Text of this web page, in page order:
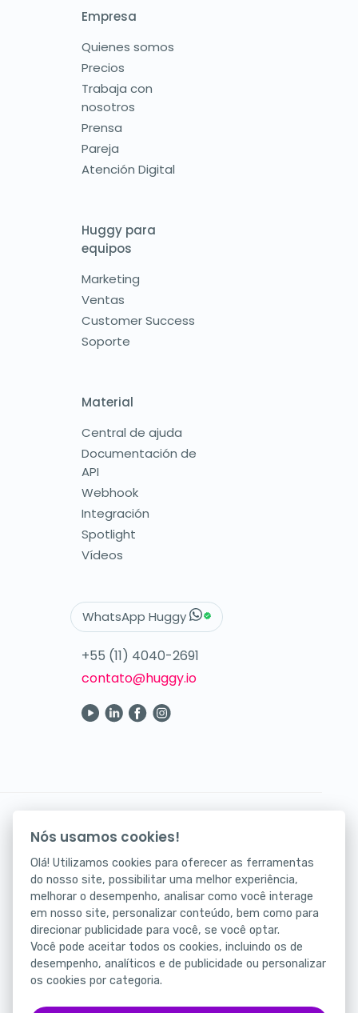
Empresa
Quienes somos
Precios
Trabaja con
nosotros
Prensa
Pareja
Atención Digital
Huggy para
equipos
Marketing
Ventas
Customer Success
Soporte
Material
Central de ajuda
Documentación de
API
Webhook
Integración
Spotlight
Vídeos
WhatsApp Huggy
+55 (11) 4040-2691
contato@huggy.io
¡Descargue nuestra aplicación ahora!
Nós usamos cookies!
Olá! Utilizamos cookies para oferecer as ferramentas
do nosso site, possibilitar uma melhor experiência,
melhorar o desempenho, analisar como você interage
em nosso site, personalizar conteúdo, bem como para
direcionar publicidade para você, se você optar.
Você pode aceitar todos os cookies, incluindo os de
desempenho, analíticos e de publicidade ou personalizar
os cookies por categoria.